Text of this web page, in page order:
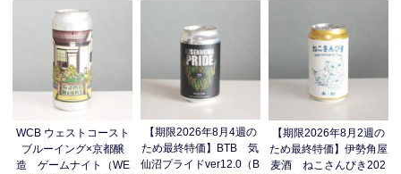
WCB ウェストコースト
ブルーイング×京都醸
造 ゲームナイト（WE
【期限2026年8月4週の
ため最終特価】BTB 気
仙沼プライドver12.0（B
【期限2026年8月2週の
ため最終特価】伊勢角屋
麦酒 ねこさんびき202